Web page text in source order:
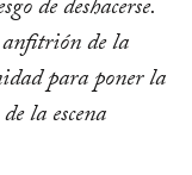
de deshacerse.
de la
para poner la
la escena